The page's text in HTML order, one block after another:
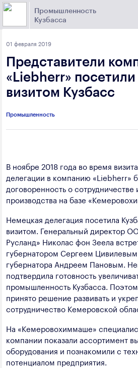
Промышленность
Кузбасса
Поиск
Торговая площадка
Выберите отрасль
Угольная промышленность
Электроэнергетика
Машиностроение
Промышленность строительных
Добыча общераспространенных
полезных ископаемых
Лёгкая промышленность
Лесная промышленность
Пищевая промышленность
Предприятия
Новости
650000, г. Кемерово, пр. Советский,
+7 (3842) 58-78-61
Создание
01 февраля 2019
Представители
«Liebherr»
визитом Кузбасс
Промышленность
В ноябре 2018 года во время
делегации в компанию «Liebherr»
договоренность о сотрудничестве
производства на базе
Немецкая делегация посетила
визитом. Генеральный директор
Русланд» Николас фон Зеела
губернатором Сергеем
губернатора Андреем Пановым.
подтвердила готовность
промышленность Кузбасса.
принято решение развивать и
сотрудничество Кемеровской
На «Кемеровохиммаше»
компании показали ассортимент
оборудования и познакомили с
потенциалом предприятия.